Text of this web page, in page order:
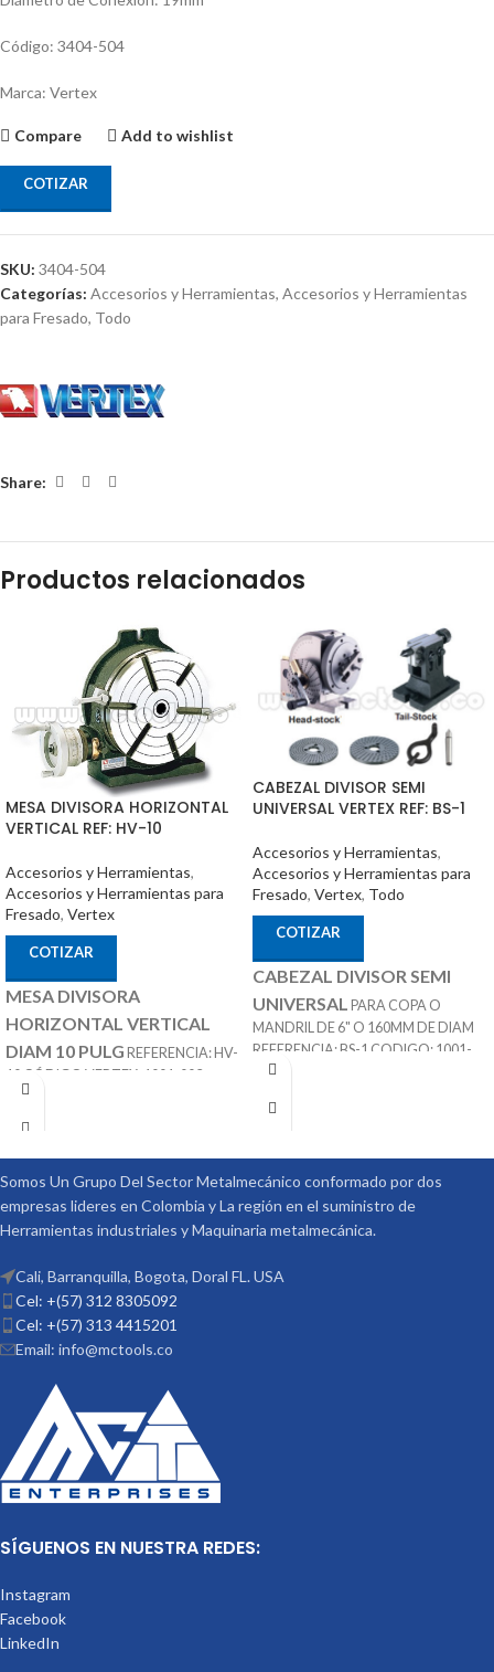
Código: 3404-504
Marca: Vertex
Compare Add to wishlist
COTIZAR
SKU: 3404-504
Categorías: Accesorios y Herramientas, Accesorios y Herramientas
para Fresado, Todo
Share:
Productos relacionados
MESA DIVISORA HORIZONTAL
VERTICAL REF: HV-10
Accesorios y Herramientas,
Accesorios y Herramientas para
Fresado, Vertex
COTIZAR
MESA DIVISORA
HORIZONTAL VERTICAL
DIAM 10 PULG REFERENCIA: HV-
10 CÓDIGO VERTEX: 1001-003
OPCIONALES:
DP-3
CABEZAL DIVISOR SEMI
UNIVERSAL VERTEX REF: BS-1
Accesorios y Herramientas,
Accesorios y Herramientas para
Fresado, Vertex, Todo
COTIZAR
CABEZAL DIVISOR SEMI
UNIVERSAL PARA COPA O
MANDRIL DE 6" O 160MM DE DIAM
REFERENCIA: BS-1 CODIGO: 1001-
051 MARCA: VERTEX
Incluye Contra Punta, Discos
Plato es un Producto Adicional
que no esta incluido en el
Precio
Somos Un Grupo Del Sector Metalmecánico conformado por dos
empresas lideres en Colombia y La región en el suministro de
Herramientas industriales y Maquinaria metalmecánica.
Cali, Barranquilla, Bogota, Doral FL. USA
Cel: +(57) 312 8305092
Cel: +(57) 313 4415201
Email: info@mctools.co
SÍGUENOS EN NUESTRA REDES:
Instagram
Facebook
LinkedIn